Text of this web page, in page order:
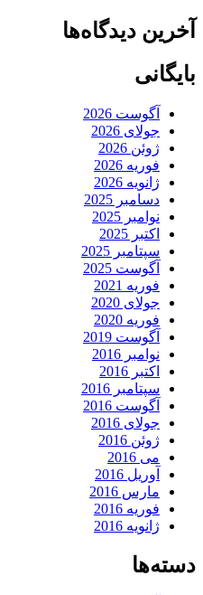
آخرین دیدگاه‌ها
بایگانی
آگوست 2026
جولای 2026
ژوئن 2026
فوریه 2026
ژانویه 2026
دسامبر 2025
نوامبر 2025
اکتبر 2025
سپتامبر 2025
آگوست 2025
فوریه 2021
جولای 2020
فوریه 2020
آگوست 2019
نوامبر 2016
اکتبر 2016
سپتامبر 2016
آگوست 2016
جولای 2016
ژوئن 2016
می 2016
آوریل 2016
مارس 2016
فوریه 2016
ژانویه 2016
دسته‌ها